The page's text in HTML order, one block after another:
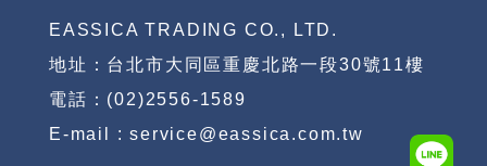
EASSICA TRADING CO., LTD.
地址：台北市大同區重慶北路一段30號11樓
電話：(02)2556-1589
E-mail : service@eassica.com.tw